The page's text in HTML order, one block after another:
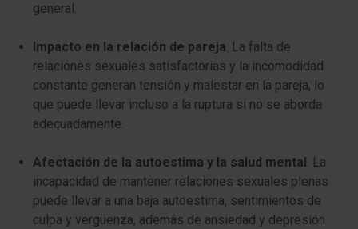
general.
Impacto en la relación de pareja. La falta de
relaciones sexuales satisfactorias y la incomodidad
constante generan tensión y malestar en la pareja, lo
que puede llevar incluso a la ruptura si no se aborda
adecuadamente.
Afectación de la autoestima y la salud mental . La
incapacidad de mantener relaciones sexuales plenas
puede llevar a una baja autoestima, sentimientos de
culpa y vergüenza, además de ansiedad y depresión